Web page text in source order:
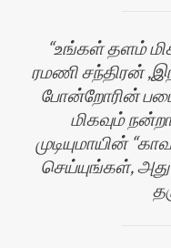
உங்கள் தளம்
ரமணி சந்திரன்
போன்றோரின்
மிகவும்
முடியுமாயின்
செய்யுங்கள், அது